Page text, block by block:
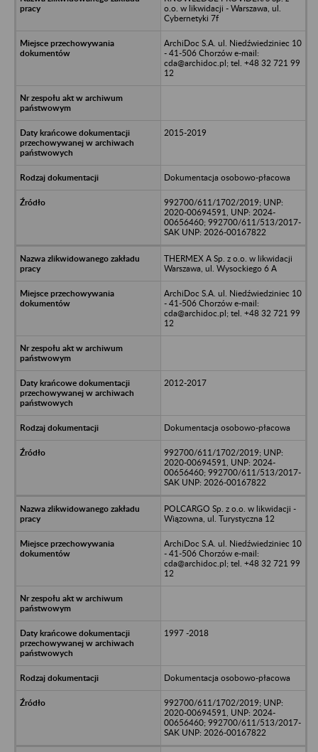
o.o. w likwidacji - Warszawa, ul.
Cybernetyki 7f
ArchiDoc S.A. ul. Niedźwiedziniec 10
- 41-506 Chorzów e-mail:
cda@archidoc.pl; tel. +48 32 721 99
12
2015-2019
Dokumentacja osobowo-płacowa
992700/611/1702/2019; UNP:
2020-00694591, UNP: 2024-
00656460; 992700/611/513/2017-
SAK UNP: 2026-00167822
THERMEX A Sp. z o.o. w likwidacji
Warszawa, ul. Wysockiego 6 A
ArchiDoc S.A. ul. Niedźwiedziniec 10
- 41-506 Chorzów e-mail:
cda@archidoc.pl; tel. +48 32 721 99
12
2012-2017
Dokumentacja osobowo-płacowa
992700/611/1702/2019; UNP:
2020-00694591, UNP: 2024-
00656460; 992700/611/513/2017-
SAK UNP: 2026-00167822
POLCARGO Sp. z o.o. w likwidacji -
Wiązowna, ul. Turystyczna 12
ArchiDoc S.A. ul. Niedźwiedziniec 10
- 41-506 Chorzów e-mail:
cda@archidoc.pl; tel. +48 32 721 99
12
1997 -2018
Dokumentacja osobowo-płacowa
992700/611/1702/2019; UNP:
2020-00694591, UNP: 2024-
00656460; 992700/611/513/2017-
SAK UNP: 2026-00167822